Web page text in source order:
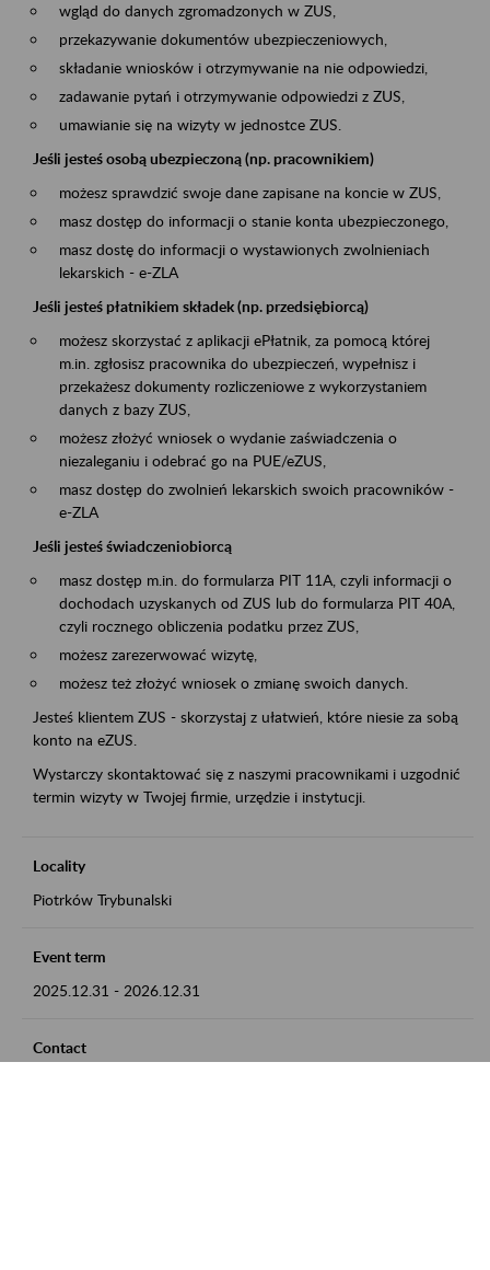
wgląd do danych zgromadzonych w ZUS,
przekazywanie dokumentów ubezpieczeniowych,
składanie wniosków i otrzymywanie na nie odpowiedzi,
zadawanie pytań i otrzymywanie odpowiedzi z ZUS,
umawianie się na wizyty w jednostce ZUS.
Jeśli jesteś osobą ubezpieczoną (np. pracownikiem)
możesz sprawdzić swoje dane zapisane na koncie w ZUS,
masz dostęp do informacji o stanie konta ubezpieczonego,
masz dostę do informacji o wystawionych zwolnieniach
lekarskich - e-ZLA
Jeśli jesteś płatnikiem składek (np. przedsiębiorcą)
możesz skorzystać z aplikacji ePłatnik, za pomocą której
m.in. zgłosisz pracownika do ubezpieczeń, wypełnisz i
przekażesz dokumenty rozliczeniowe z wykorzystaniem
danych z bazy ZUS,
możesz złożyć wniosek o wydanie zaświadczenia o
niezaleganiu i odebrać go na PUE/eZUS,
masz dostęp do zwolnień lekarskich swoich pracowników -
e-ZLA
Jeśli jesteś świadczeniobiorcą
masz dostęp m.in. do formularza PIT 11A, czyli informacji o
dochodach uzyskanych od ZUS lub do formularza PIT 40A,
czyli rocznego obliczenia podatku przez ZUS,
możesz zarezerwować wizytę,
możesz też złożyć wniosek o zmianę swoich danych.
Jesteś klientem ZUS - skorzystaj z ułatwień, które niesie za sobą
konto na eZUS.
Wystarczy skontaktować się z naszymi pracownikami i uzgodnić
termin wizyty w Twojej firmie, urzędzie i instytucji.
Locality
Piotrków Trybunalski
Event term
2025.12.31 - 2026.12.31
Contact